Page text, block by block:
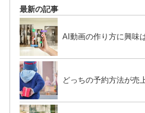
最新の記事
AI動画の作り方に興味
どっちの予約方法が売